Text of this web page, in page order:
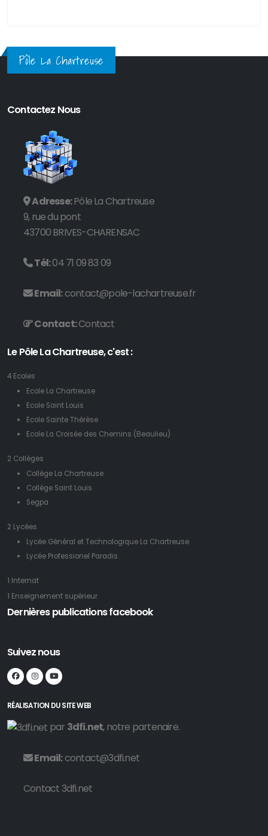
Pôle La Chartreuse
Contactez Nous
Adresse:Pôle La Chartreuse
9, rue du pont
43700 BRIVES-CHARENSAC
Tél:04 71 09 83 09
Email:contact@pole-lachartreuse.fr
Contact:Contact
Le Pôle La Chartreuse, c'est :
4 Ecoles
Ecole La Chartreuse
Ecole Saint Louis
Ecole Sainte Thérèse
Ecole La Croisée des Chemins (Beaulieu)
2 Collèges
Collège La Chartreuse
Collège Saint Louis
Segpa
2 Lycées
Lycée Général et Technologique La Chartreuse
Lycée Professionel Paradis
1 Internat
1 Enseignement supérieur
Dernières publications facebook
Suivez nous
RÉALISATION DU SITE WEB
par 3dfi.net, notre partenaire.
Email:contact@3dfi.net
Contact 3dfi.net